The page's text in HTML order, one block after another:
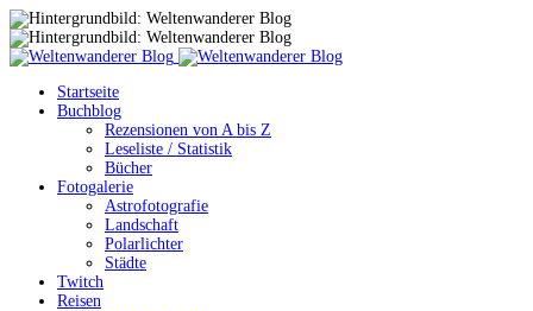
Startseite
Buchblog
Rezensionen von A bis Z
Leseliste / Statistik
Bücher
Fotogalerie
Astrofotografie
Landschaft
Polarlichter
Städte
Twitch
Reisen